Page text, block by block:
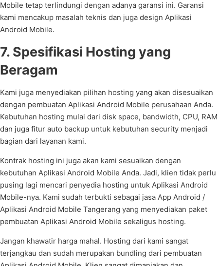
Mobile tetap terlindungi dengan adanya garansi ini. Garansi
kami mencakup masalah teknis dan juga design Aplikasi
Android Mobile.
7. Spesifikasi Hosting yang
Beragam
Kami juga menyediakan pilihan hosting yang akan disesuaikan
dengan pembuatan Aplikasi Android Mobile perusahaan Anda.
Kebutuhan hosting mulai dari disk space, bandwidth, CPU, RAM
dan juga fitur auto backup untuk kebutuhan security menjadi
bagian dari layanan kami.
Kontrak hosting ini juga akan kami sesuaikan dengan
kebutuhan Aplikasi Android Mobile Anda. Jadi, klien tidak perlu
pusing lagi mencari penyedia hosting untuk Aplikasi Android
Mobile-nya. Kami sudah terbukti sebagai jasa App Android /
Aplikasi Android Mobile Tangerang yang menyediakan paket
pembuatan Aplikasi Android Mobile sekaligus hosting.
Jangan khawatir harga mahal. Hosting dari kami sangat
terjangkau dan sudah merupakan bundling dari pembuatan